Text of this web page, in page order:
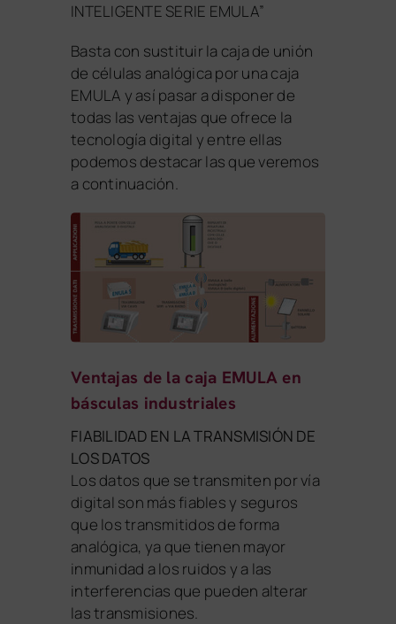
INTELIGENTE SERIE EMULA”
Basta con sustituir la caja de unión
de células analógica por una caja
EMULA y así pasar a disponer de
todas las ventajas que ofrece la
tecnología digital y entre ellas
podemos destacar las que veremos
a continuación.
Ventajas de la caja EMULA en
básculas industriales
FIABILIDAD EN LA TRANSMISIÓN DE
LOS DATOS
Los datos que se transmiten por vía
digital son más fiables y seguros
que los transmitidos de forma
analógica, ya que tienen mayor
inmunidad a los ruidos y a las
interferencias que pueden alterar
las transmisiones.